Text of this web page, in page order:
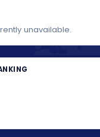
unavailable.